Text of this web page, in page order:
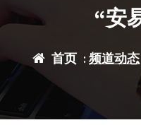
“安
首页 :频道动态